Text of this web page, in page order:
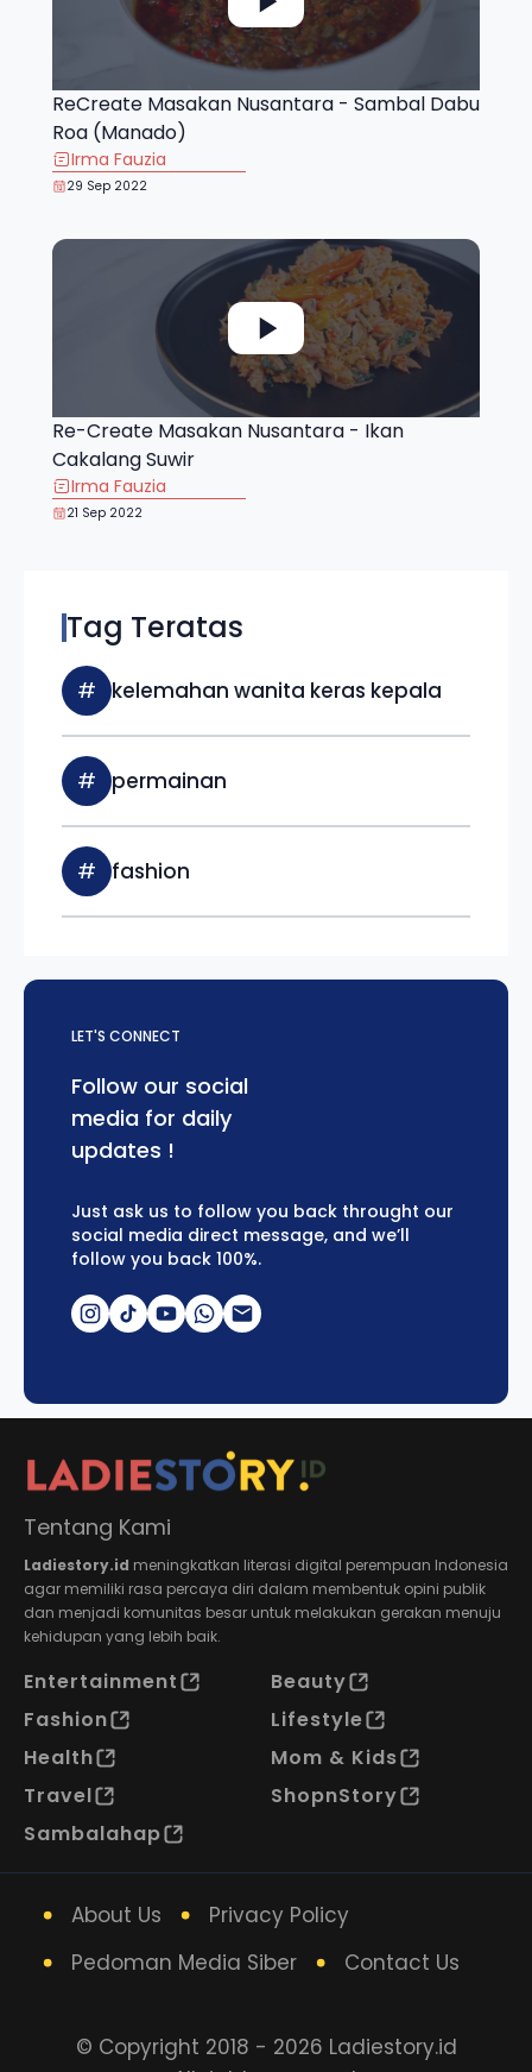
ReCreate Masakan Nusantara - Sambal Dabu
Roa (Manado)
Irma Fauzia
29 Sep 2022
Re-Create Masakan Nusantara - Ikan
Cakalang Suwir
Irma Fauzia
21 Sep 2022
Tag Teratas
# kelemahan wanita keras kepala
# permainan
# fashion
LET'S CONNECT
Follow our social
media for daily
updates !
Just ask us to follow you back throught our
social media direct message, and we’ll
follow you back 100%.
Tentang Kami
Ladiestory.id meningkatkan literasi digital perempuan Indonesia
agar memiliki rasa percaya diri dalam membentuk opini publik
dan menjadi komunitas besar untuk melakukan gerakan menuju
kehidupan yang lebih baik.
Entertainment
Beauty
Fashion
Lifestyle
Health
Mom & Kids
Travel
ShopnStory
Sambalahap
About Us
Privacy Policy
Pedoman Media Siber
Contact Us
© Copyright 2018 - 2026 Ladiestory.id